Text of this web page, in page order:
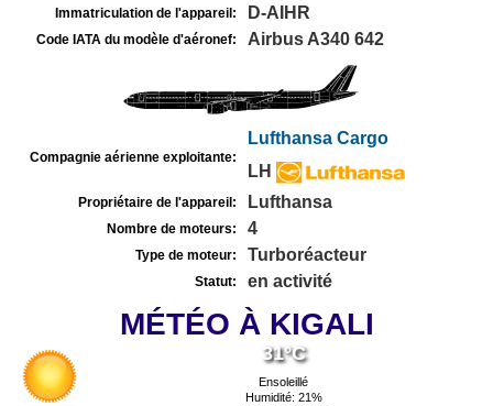
Immatriculation de l'appareil: D-AIHR
Code IATA du modèle d'aéronef: Airbus A340 642
Compagnie aérienne exploitante:
Lufthansa Cargo
LH
Propriétaire de l'appareil: Lufthansa
Nombre de moteurs: 4
Type de moteur: Turboréacteur
Statut: en activité
MÉTÉO À KIGALI
31°C
Ensoleillé
Humidité: 21%